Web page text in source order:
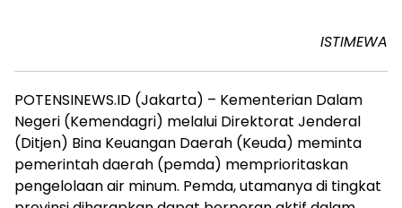
ISTIMEWA
POTENSINEWS.ID (Jakarta) – Kementerian Dalam
Negeri (Kemendagri) melalui Direktorat Jenderal
(Ditjen) Bina Keuangan Daerah (Keuda) meminta
pemerintah daerah (pemda) memprioritaskan
pengelolaan air minum. Pemda, utamanya di tingkat